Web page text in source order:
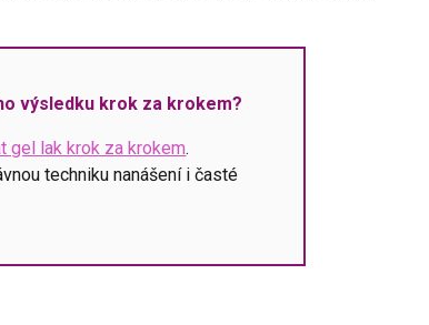
výsledku krok za krokem?
gel lak krok za krokem.
techniku nanášení i časté